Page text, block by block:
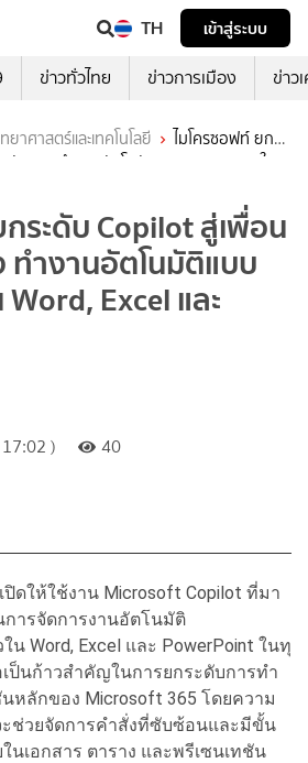
TH
เข้าสู่ระบบ
ข่าวทั่วไทย ข่าวการเมือง ข่าว
ยาศาสตร์และเทคโนโลยี
ไมโครซอฟท์ ยก
ตัวจริง ทำงานอัตโนมัติแบบ Agentic AI ใน
ระดับ Copilot สู่เพื่อน
ทำงานอัตโนมัติแบบ
Excel และ
)
40
ดให้ใช้งาน Microsoft Copilot ที่มา
ารจัดการงานอัตโนมัติ
น Word, Excel และ PowerPoint ในทุ
ป็นก้าวสำคัญในการยกระดับการทำ
หลักของ Microsoft 365 โดยความ
ะช่วยจัดการคำสั่งที่ซับซ้อนและมีขั้น
นเอกสาร ตาราง และพรีเซนเทชัน